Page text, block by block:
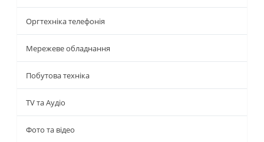
Оргтехніка телефонія
Мережеве обладнання
Побутова техніка
TV та Аудіо
Фото та відео